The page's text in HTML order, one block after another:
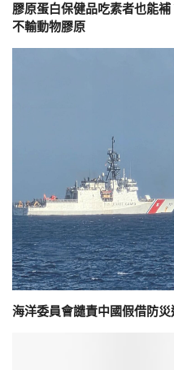
膠原蛋白保健品吃素者也能
不輸動物膠原
海洋委員會譴責中國假借防